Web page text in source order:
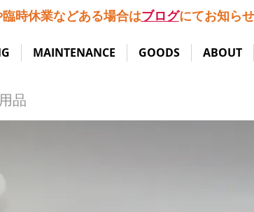
臨時休業などある場合はブログにてお知ら
MAINTENANCE GOODS ABOUT
品